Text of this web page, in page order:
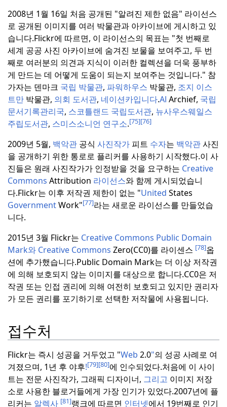
2008년 1월 16일 처음 공개된 "알려진 제한 없음" 라이선스
로 공개된 이미지를 여러 박물관과 아카이브에 게시하고 있
습니다.Flickr에 따르면, 이 라이선스의 목표는 "첫 번째로
세계 공공 사진 아카이브에 숨겨진 보물을 보여주고, 두 번
째로 여러분의 의견과 지식이 이러한 컬렉션을 더욱 풍부하
게 만드는 데 어떻게 도움이 되는지 보여주는 것입니다." 참
가자는 덴마크 국립 박물관, 파워하우스 박물관, 조지 이스
트만 박물관, 의회 도서관, 네이션카입니다.Al Archief, 국립
문서기록관리국, 스코틀랜드 국립도서관, 뉴사우스웨일스
주립도서관, 스미스소니언 연구소.[75][76]
2009년 5월, 백악관 공식 사진작가 피트 수자는 백악관사진
을 공개하기 위한 통로로 플리커를 사용하기 시작했다.이 사
진들은 원래 사진작가가 인정받을 것을 요구하는 Creative
Commons Attribution 라이선스와 함께 게시되었습니
다.Flickr는 이후 저작권 제한이 없는 "United States
GovernmentWork"[77]라는 새로운 라이선스를 만들었습
니다.
2015년 3월 Flickr는 Creative Commons Public Domain
Mark와 Creative Commons Zero(CC0)를 라이센스 [78]옵
션에 추가했습니다.Public Domain Mark는 더 이상 저작권
에 의해 보호되지 않는 이미지를 대상으로 합니다.CC0은 저
작권 또는 인접 권리에 의해 여전히 보호되고 있지만 권리자
가 모든 권리를 포기하기로 선택한 저작물에 사용됩니다.
접수처
Flickr는 즉시 성공을 거두었고 "Web 2.0"의 성공 사례로 여
겨졌으며, 1년 후 야후![79][80]에 인수되었다.처음에 이 사이
트는 전문 사진작가, 그래픽 디자이너, 그리고 이미지 저장
소로 사용한 블로거들에게 가장 인기가 있었다.2007년에 플
리커는 알렉사 [81]랭크에 따르면 인터넷에서 19번째로 인기